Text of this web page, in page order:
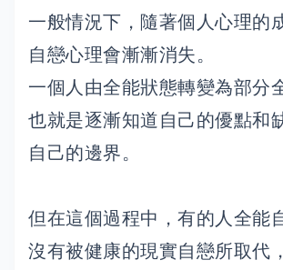
一般情況下，隨著個人心理的
自戀心理會漸漸消失。
一個人由全能狀態轉變為部分
也就是逐漸知道自己的優點和
自己的邊界。
但在這個過程中，有的人全能
沒有被健康的現實自戀所取代